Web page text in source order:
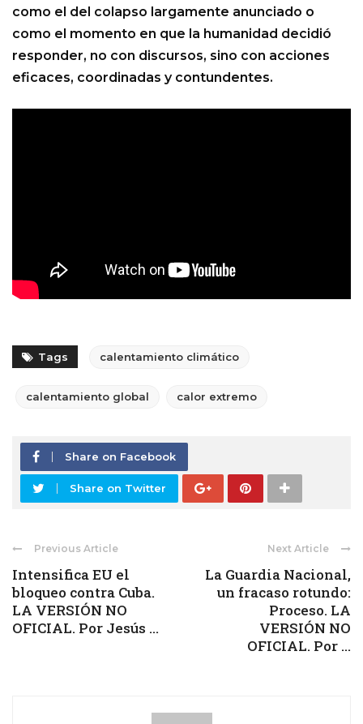
como el del colapso largamente anunciado o
como el momento en que la humanidad decidió
responder, no con discursos, sino con acciones
eficaces, coordinadas y contundentes.
Tags calentamiento climático
calentamiento global calor extremo
Share on Facebook
Share on Twitter
Previous Article
Intensifica EU el
bloqueo contra Cuba.
LA VERSIÓN NO
OFICIAL. Por Jesús ...
Next Article
La Guardia Nacional,
un fracaso rotundo:
Proceso. LA
VERSIÓN NO
OFICIAL. Por ...